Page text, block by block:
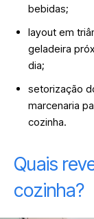
bebidas;
layout em
geladeira
dia;
setorização
marcenaria
cozinha.
Quais
cozinha?